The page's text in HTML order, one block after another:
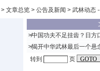
> 文章总览 > 公告及新闻 > 武林动态
≯中国功夫不足挂齿？日
≯揭开中华武林最后一个悬
转到
页